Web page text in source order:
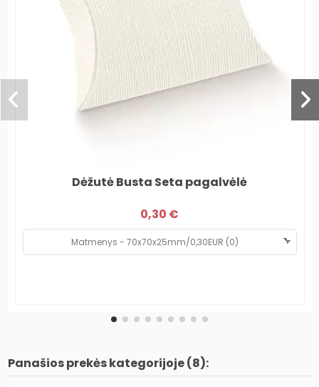
Dėžutė Busta Seta pagalvėlė
0,30 €
Panašios prekės kategorijoje (8):